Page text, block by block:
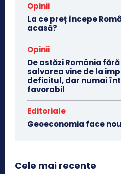
Opinii
La ce preț începe
acasă?
Opinii
De astăzi România
salvarea vine de la
deficitul, dar numai
favorabil
Editoriale
Geoeconomia face
Cele mai recente